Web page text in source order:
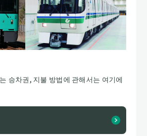
승차권, 지불 방법에 관해서는 여기에